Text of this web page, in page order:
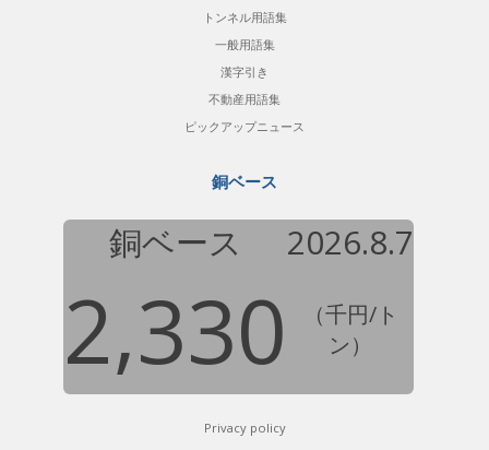
トンネル用語集
一般用語集
漢字引き
不動産用語集
ピックアップニュース
銅ベース
銅ベース 2026.8.7
2,330
（千円/ト
ン）
Privacy policy